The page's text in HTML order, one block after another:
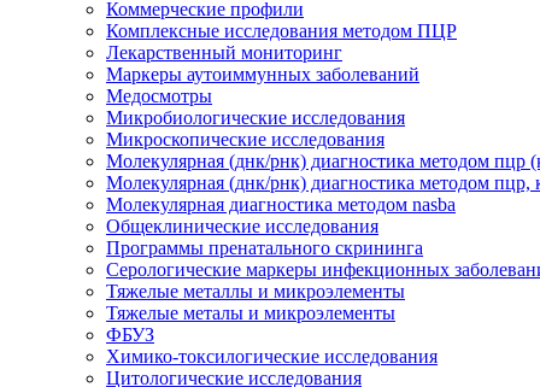
Коммерческие профили
Комплексные исследования методом ПЦР
Лекарственный мониторинг
Маркеры аутоиммунных заболеваний
Медосмотры
Микробиологические исследования
Микроскопические исследования
Молекулярная (днк/рнк) диагностика методом пцр
Молекулярная (днк/рнк) диагностика методом пцр,
Молекулярная диагностика методом nasba
Общеклинические исследования
Программы пренатального скрининга
Серологические маркеры инфекционных
Тяжелые металлы и микроэлементы
Тяжелые металы и микроэлементы
ФБУЗ
Химико-токсилогические исследования
Цитологические исследования